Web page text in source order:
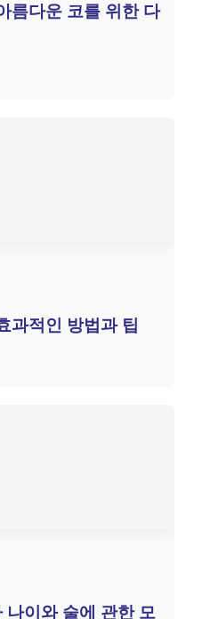
름다운 코를 위한 다
과적인 방법과 팁
나이와 술에 관한 모